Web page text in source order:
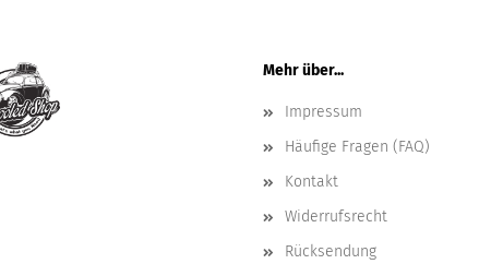
Mehr über...
Impressum
Häufige Fragen (FAQ)
Kontakt
Widerrufsrecht
Rücksendung